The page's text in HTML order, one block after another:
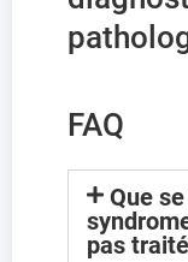
FAQ
Que
pas